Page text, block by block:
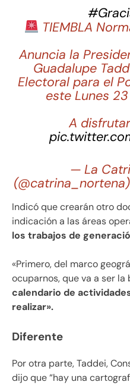
TIEMBLA
Anuncia la
Guadalupe
Electoral para el
este Lunes
A
— La
(@catrina_nortena)
Indicó que crearán otro
indicación a las áreas
los trabajos de
«Primero, del marco
ocuparnos, que va a ser la
calendario de
realizar».
Diferente
Por otra parte, Taddei,
dijo que “hay una